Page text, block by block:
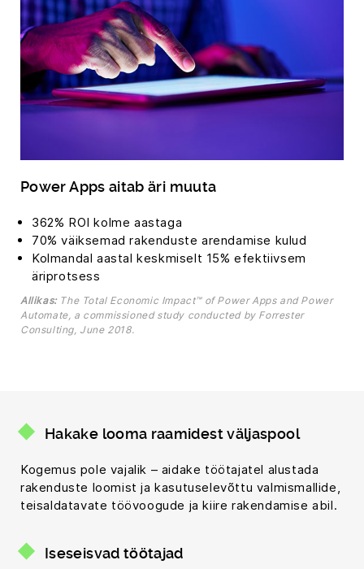
Power Apps aitab äri muuta
362% ROI kolme aastaga
70% väiksemad rakenduste arendamise kulud
Kolmandal aastal keskmiselt 15% efektiivsem
äriprotsess
Allikas:The Total Economic Impact™ of Power Apps and Power
Automate, a commissioned study conducted by Forrester
Consulting, June 2018.
Hakake looma raamidest väljaspool
Kogemus pole vajalik – aidake töötajatel alustada
rakenduste loomist ja kasutuselevõttu valmismallide,
teisaldatavate töövoogude ja kiire rakendamise abil.
Iseseisvad töötajad